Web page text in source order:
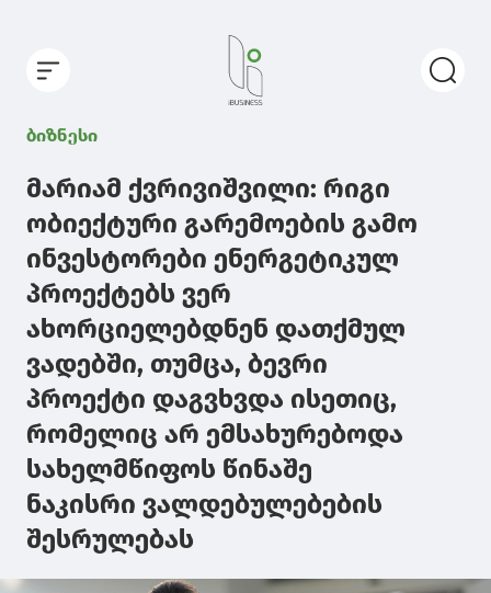
ბიზნესი
მარიამ ქვრივიშვილი: რიგი
ობიექტური გარემოების გამო
ინვესტორები ენერგეტიკულ
პროექტებს ვერ
ახორციელებდნენ დათქმულ
ვადებში, თუმცა, ბევრი
პროექტი დაგვხვდა ისეთიც,
რომელიც არ ემსახურებოდა
სახელმწიფოს წინაშე
ნაკისრი ვალდებულებების
შესრულებას